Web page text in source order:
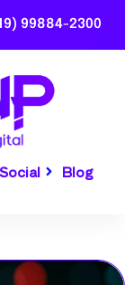
99884-2300
Blog